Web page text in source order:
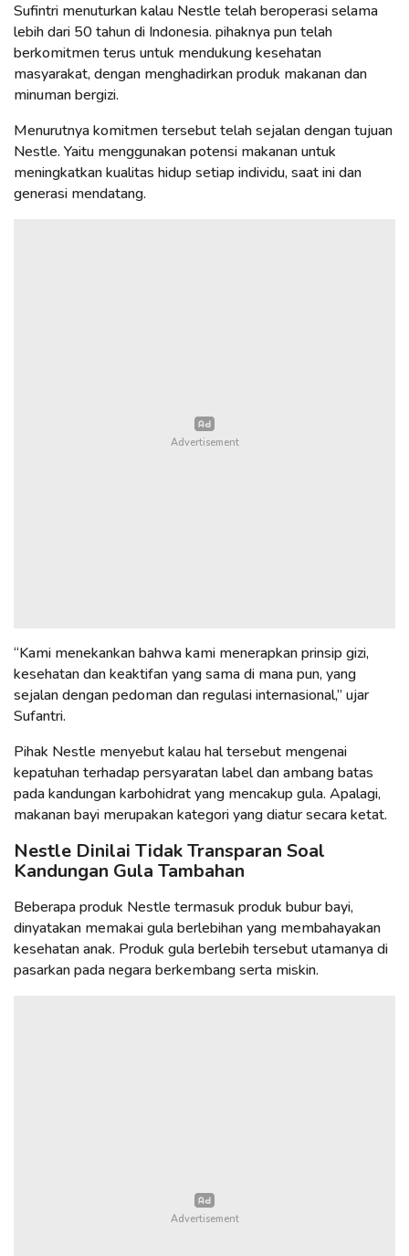
Sufintri menuturkan kalau Nestle telah beroperasi selama
lebih dari 50 tahun di Indonesia. pihaknya pun telah
berkomitmen terus untuk mendukung kesehatan
masyarakat, dengan menghadirkan produk makanan dan
minuman bergizi.
Menurutnya komitmen tersebut telah sejalan dengan tujuan
Nestle. Yaitu menggunakan potensi makanan untuk
meningkatkan kualitas hidup setiap individu, saat ini dan
generasi mendatang.
“Kami menekankan bahwa kami menerapkan prinsip gizi,
kesehatan dan keaktifan yang sama di mana pun, yang
sejalan dengan pedoman dan regulasi internasional,” ujar
Sufantri.
Pihak Nestle menyebut kalau hal tersebut mengenai
kepatuhan terhadap persyaratan label dan ambang batas
pada kandungan karbohidrat yang mencakup gula. Apalagi,
makanan bayi merupakan kategori yang diatur secara ketat.
Nestle Dinilai Tidak Transparan Soal
Kandungan Gula Tambahan
Beberapa produk Nestle termasuk produk bubur bayi,
dinyatakan memakai gula berlebihan yang membahayakan
kesehatan anak. Produk gula berlebih tersebut utamanya di
pasarkan pada negara berkembang serta miskin.